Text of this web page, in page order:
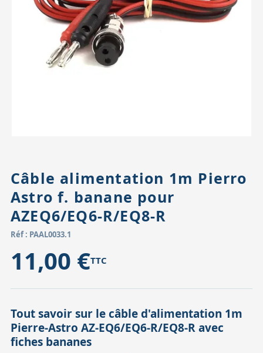
Accessoires pour montures
Têtes
Pièces détachées
Câble alimentation 1m Pierro
Astro f. banane pour
AZEQ6/EQ6-R/EQ8-R
Réf : PAAL0033.1
11,00 €TTC
Tout savoir sur le câble d'alimentation 1m
Pierre-Astro AZ-EQ6/EQ6-R/EQ8-R avec
fiches bananes